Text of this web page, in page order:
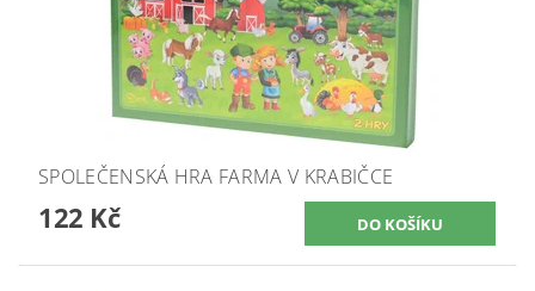
SPOLEČENSKÁ HRA FARMA V KRABIČCE
122 Kč